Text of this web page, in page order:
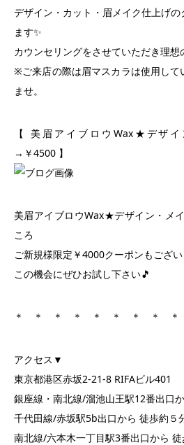
デザイン・カット・眉メイク仕上げ
ます✨
カウンセリングをさせていただき理想
※ご来店の際は眉マスカラは使用して
ませ。
【 美眉アイブロウWax★デザ
→￥4500 】
美眉アイブロウWax★デザイン・メ
ころ
ご新規様限定￥4000クーポンもござい
この機会にぜひお試し下さい🎵
＊ ＊ ＊ ＊ ＊ ＊ ＊ ＊
アクセス▼
東京都港区赤坂2-21-8 RIFAビル401
銀座線・南北線/溜池山王駅12番出口
千代田線/赤坂駅5b出口から 徒歩約５
南北線/六本木一丁目駅3番出口から